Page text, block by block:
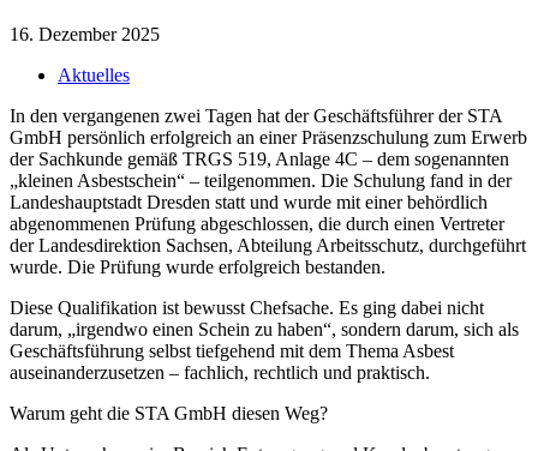
16. Dezember 2025
Aktuelles
In den vergangenen zwei Tagen hat der Geschäftsführer der STA
GmbH persönlich erfolgreich an einer Präsenzschulung zum Erwerb
der Sachkunde gemäß TRGS 519, Anlage 4C – dem sogenannten
„kleinen Asbestschein“ – teilgenommen. Die Schulung fand in der
Landeshauptstadt Dresden statt und wurde mit einer behördlich
abgenommenen Prüfung abgeschlossen, die durch einen Vertreter
der Landesdirektion Sachsen, Abteilung Arbeitsschutz, durchgeführt
wurde. Die Prüfung wurde erfolgreich bestanden.
Diese Qualifikation ist bewusst Chefsache. Es ging dabei nicht
darum, „irgendwo einen Schein zu haben“, sondern darum, sich als
Geschäftsführung selbst tiefgehend mit dem Thema Asbest
auseinanderzusetzen – fachlich, rechtlich und praktisch.
Warum geht die STA GmbH diesen Weg?